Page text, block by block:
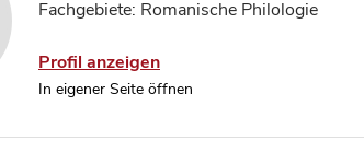
Fachgebiete: Romanische Philologie
Profil anzeigen
In eigener Seite öffnen